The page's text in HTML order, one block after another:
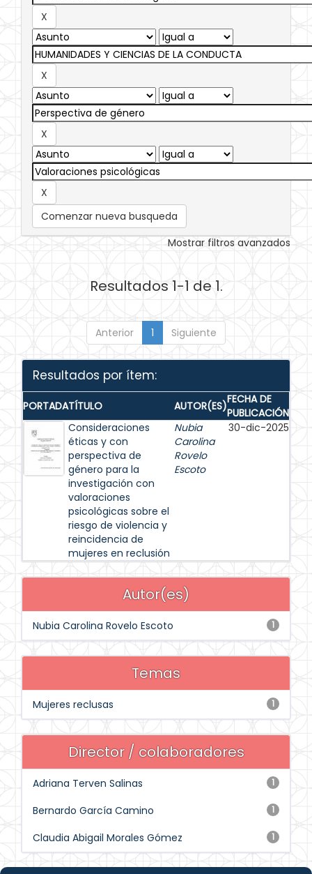
Comenzar nueva busqueda
Mostrar filtros avanzados
Resultados 1-1 de 1.
Anterior 1 Siguiente
Resultados por ítem:
PORTADATÍTULO AUTOR(ES)FECHA DE
PUBLICACIÓN
Consideraciones
éticas y con
perspectiva de
género para la
investigación con
valoraciones
psicológicas sobre el
riesgo de violencia y
reincidencia de
mujeres en reclusión
Nubia
Carolina
Rovelo
Escoto
30-dic-2025
Autor(es)
1
Nubia Carolina Rovelo Escoto
Temas
1
Mujeres reclusas
Director / colaboradores
1
Adriana Terven Salinas
1
Bernardo García Camino
1
Claudia Abigail Morales Gómez